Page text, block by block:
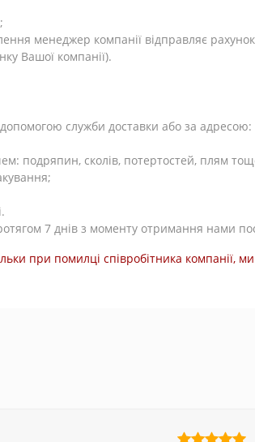
менеджер компанії відправляє
Вашої компанії).
служби доставки або за адресою:
подряпин, сколів, потертостей, плям
7 днів з моменту отримання нами
при помилці співробітника